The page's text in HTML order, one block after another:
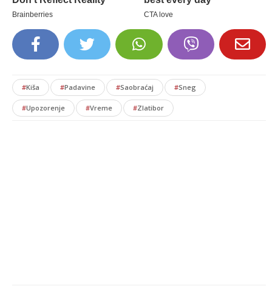
#Kiša #Padavine #Saobraćaj #Sneg
#Upozorenje #Vreme #Zlatibor